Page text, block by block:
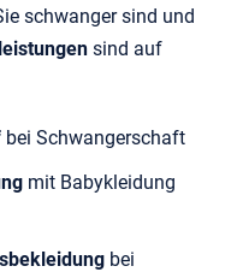
schwanger sind und
sind auf
bei Schwangerschaft
mit Babykleidung
bei